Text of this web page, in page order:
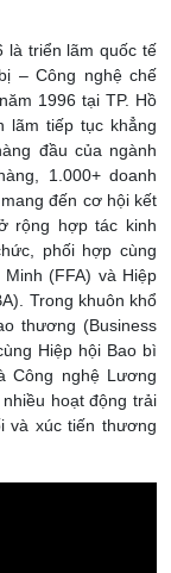
là triển lãm quốc tế
– Công nghệ chế
1996 tại TP. Hồ
lãm tiếp tục khẳng
đầu của ngành
1.000+ doanh
đến cơ hội kết
rộng hợp tác kinh
phối hợp cùng
(FFA) và Hiệp
Trong khuôn khổ
thương (Business
Hiệp hội Bao bì
Công nghệ Lương
hoạt động trải
và xúc tiến thương